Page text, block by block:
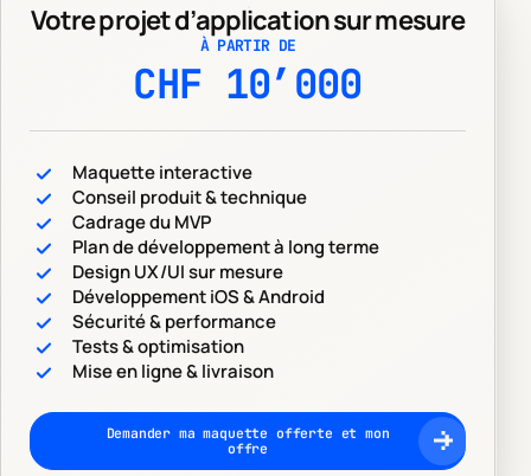
Votre projet d’application sur mesure
À PARTIR DE
CHF 10’000
Maquette interactive
Cadrage du MVP
Design UX/UI sur mesure
Sécurité & performance
Mise en ligne & livraison
Conseil produit & technique
Plan de développement à long terme
Développement iOS & Android
Tests & optimisation
Demander ma maquette offerte et mon
offre